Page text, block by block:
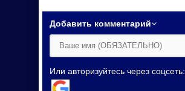
Добавить комментарий
Или авторизуйтесь через соцсеть: